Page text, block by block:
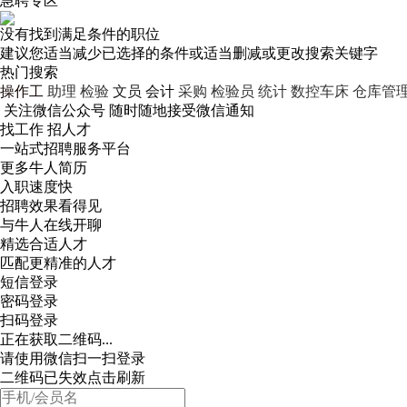
没有找到满足条件的职位
建议您适当减少已选择的条件或适当删减或更改搜索关键字
热门搜索
操作工 助理 检验 文员 会计 采购 检验员 统计 数控车床 仓库管
关注微信公众号 随时随地接受微信通知
找工作 招人才
一站式招聘服务平台
更多牛人简历
入职速度快
招聘效果看得见
与牛人在线开聊
精选合适人才
匹配更精准的人才
短信登录
密码登录
扫码登录
正在获取二维码...
请使用微信扫一扫登录
二维码已失效点击刷新